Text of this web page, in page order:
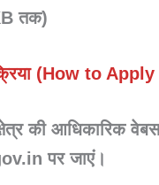
तक)
(How to
की आधिकारिक
पर जाएं।